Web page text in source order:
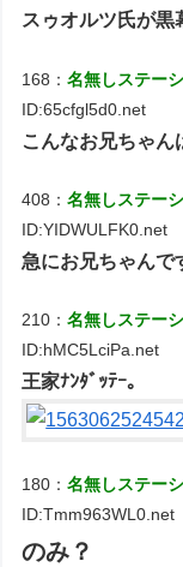
スゥオルツ氏が黒
168：名無しステー
ID:65cfgl5d0.net
こんなお兄ちゃ
408：名無しステー
ID:YIDWULFK0.net
急にお兄ちゃんで
210：名無しステー
ID:hMC5LciPa.net
王家ﾅﾝﾀﾞｯﾃｰ。
180：名無しステー
ID:Tmm963WL0.net
のみ？